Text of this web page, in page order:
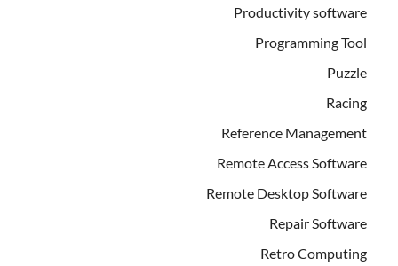
Productivity software
Programming Tool
Puzzle
Racing
Reference Management
Remote Access Software
Remote Desktop Software
Repair Software
Retro Computing